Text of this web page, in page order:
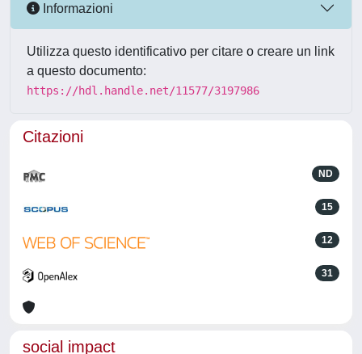
Informazioni
Utilizza questo identificativo per citare o creare un link
a questo documento:
https://hdl.handle.net/11577/3197986
Citazioni
ND
15
12
31
social impact